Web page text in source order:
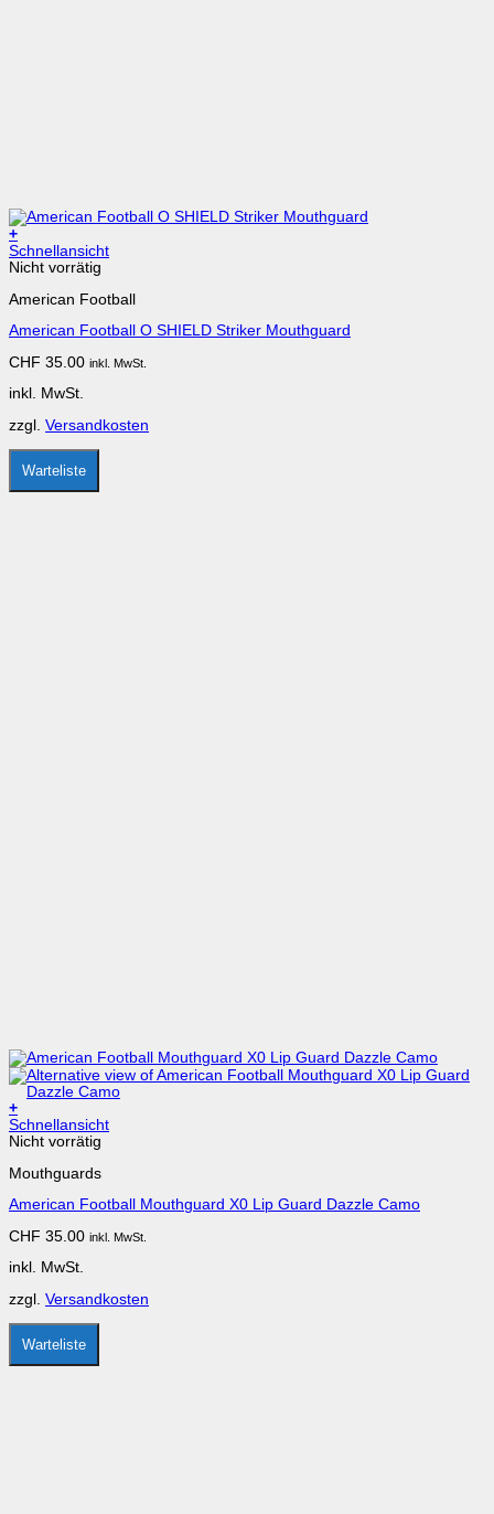
+
Dieses
Produkt
mehrere
auf.
Optionen
auf
Produktseite
gewählt
werden
Schnellansicht
Nicht vorrätig
American Football
American Football O SHIELD Striker Mouthguard
CHF 35.00 inkl. MwSt.
inkl. MwSt.
zzgl. Versandkosten
Warteliste
+
Dieses
Produkt
mehrere
auf.
Optionen
auf
Produktseite
gewählt
werden
Schnellansicht
Nicht vorrätig
Mouthguards
American Football Mouthguard X0 Lip Guard Dazzle Camo
CHF 35.00 inkl. MwSt.
inkl. MwSt.
zzgl. Versandkosten
Warteliste